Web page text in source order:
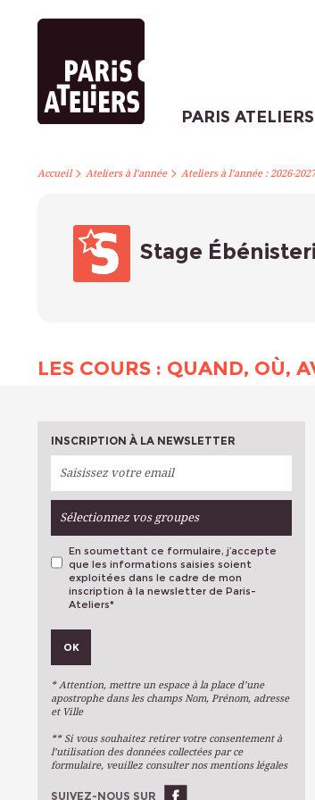
PARIS ATELIERS
Accueil> Ateliers à l’année> Ateliers à l’année : 2026-2027
Stage
LES COURS : QUAND, OÙ,
INSCRIPTION À LA NEWSLETTER
Sélectionnez vos groupes
Métiers D'art
Arts Du Texte
Stages Ponctuels
Ateliers À L'année
En soumettant ce formulaire, j’accepte
que les informations saisies soient
exploitées dans le cadre de mon
inscription à la newsletter de Paris-
Ateliers*
OK
* Attention, mettre un espace à la place d’une
apostrophe dans les champs Nom, Prénom, adresse
et Ville
** Si vous souhaitez retirer votre consentement à
l’utilisation des données collectées par ce
formulaire, veuillez consulter nos mentions légales
SUIVEZ-NOUS SUR